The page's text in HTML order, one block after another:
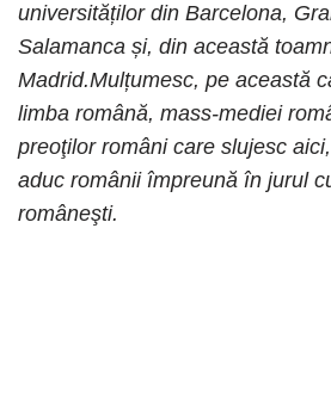
universităților din Barcelona,
Salamanca și, din această
Madrid.Mulțumesc, pe această
limba română, mass-mediei
preoţilor români care slujesc
aduc românii împreună în jurul
româneşti.